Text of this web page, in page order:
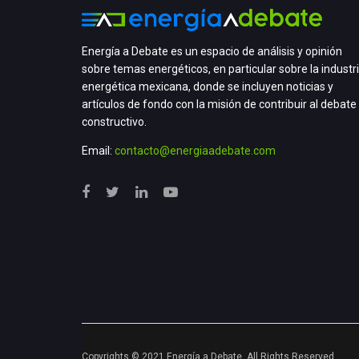
Energía a Debate es un espacio de análisis y opinión
sobre temas energéticos, en particular sobre la
energética mexicana, donde se incluyen noticias y
artículos de fondo con la misión de contribuir al debate
constructivo.
Email: contacto@energiaadebate.com
Copyrights © 2021 Energía a Debate. All Rights Reserved.